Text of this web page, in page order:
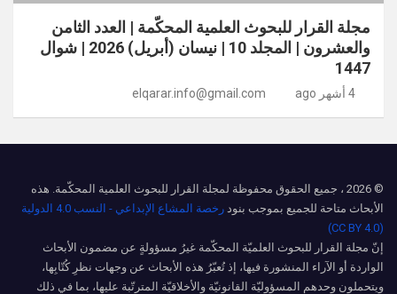
مجلة القرار للبحوث العلمية المحكّمة | العدد الثامن
والعشرون | المجلد 10 | نيسان (أبريل) 2026 | شوال
1447
4 أشهر ago elqarar.info@gmail.com
© 2026 ، جميع الحقوق محفوظة لمجلة القرار للبحوث العلمية المحكّمة. هذه
الأبحاث متاحة للجميع بموجب بنود
رخصة المشاع الإبداعي - النسب 4.0 الدولية
(CC BY 4.0)
إنّ مجلة القرار للبحوث العلميّة المحكّمة غيرُ مسؤولةٍ عن مضمون الأبحاث
الواردة أو الآراء المنشورة فيها، إذ تُعبّرُ هذه الأبحاث عن وجهات نظرِ كُتّابِها،
ويتحملون وحدهم المسؤوليّة القانونيّة والأخلاقيّة المترتّبة عليها، بما في ذلك